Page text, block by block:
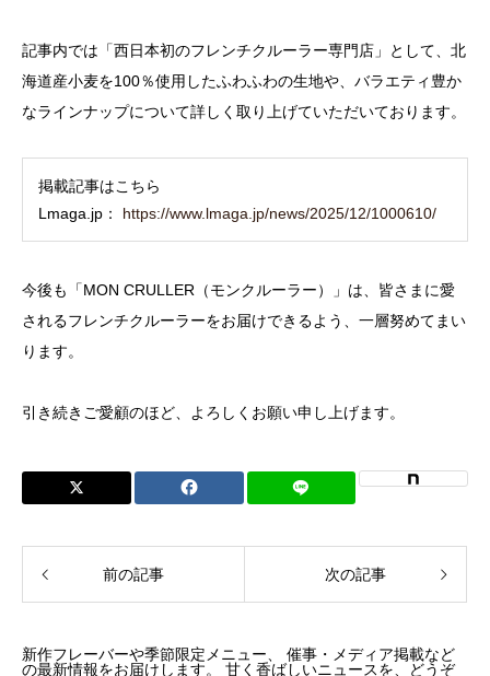
記事内では「西日本初のフレンチクルーラー専門店」として、北
海道産小麦を100％使用したふわふわの生地や、バラエティ豊か
なラインナップについて詳しく取り上げていただいております。
掲載記事はこちら
Lmaga.jp：
https://www.lmaga.jp/news/2025/12/1000610/
今後も「MON CRULLER（モンクルーラー）」は、皆さまに愛
されるフレンチクルーラーをお届けできるよう、一層努めてまい
ります。
引き続きご愛顧のほど、よろしくお願い申し上げます。
前の記事 次の記事
新作フレーバーや季節限定メニュー、 催事・メディア掲載など
の最新情報をお届けします。 甘く香ばしいニュースを、どうぞ